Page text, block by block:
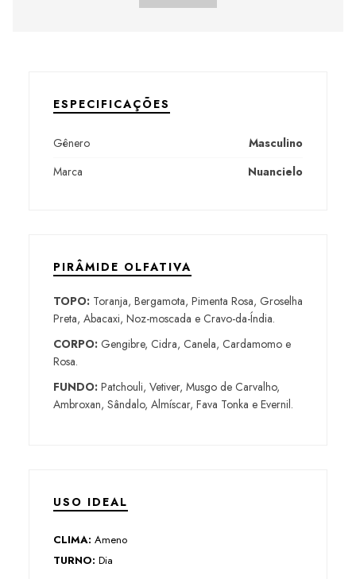
ESPECIFICAÇÕES
Gênero
Masculino
Marca
Nuancielo
PIRÂMIDE OLFATIVA
TOPO:Toranja, Bergamota, Pimenta Rosa, Groselha
Preta, Abacaxi, Noz-moscada e Cravo-da-Índia.
CORPO:Gengibre, Cidra, Canela, Cardamomo e
Rosa.
FUNDO:Patchouli, Vetiver, Musgo de Carvalho,
Ambroxan, Sândalo, Almíscar, Fava Tonka e Evernil.
USO IDEAL
CLIMA: Ameno
TURNO: Dia